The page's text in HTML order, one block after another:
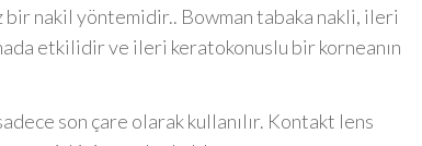
bir nakil yöntemidir.. Bowman tabaka nakli, ileri
etkilidir ve ileri keratokonuslu bir korneanın
son çare olarak kullanılır. Kontakt lens